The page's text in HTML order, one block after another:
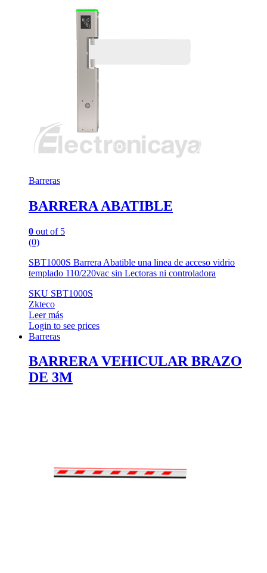
Barreras
BARRERA ABATIBLE
0 out of 5
(0)
SBT1000S Barrera Abatible una linea de acceso vidrio
templado 110/220vac sin Lectoras ni controladora
SKU SBT1000S
Zkteco
Leer más
Login to see prices
Barreras
BARRERA VEHICULAR BRAZO
DE 3M